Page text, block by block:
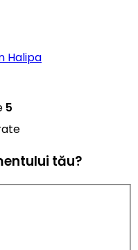
Halipa
5
tău?